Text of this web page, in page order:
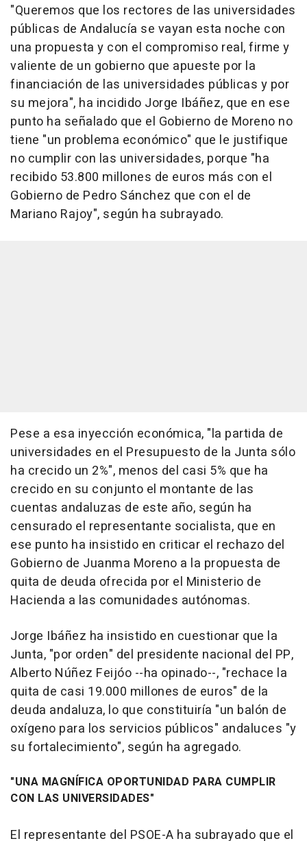
"Queremos que los rectores de las universidades
públicas de Andalucía se vayan esta noche con
una propuesta y con el compromiso real, firme y
valiente de un gobierno que apueste por la
financiación de las universidades públicas y por
su mejora", ha incidido Jorge Ibáñez, que en ese
punto ha señalado que el Gobierno de Moreno no
tiene "un problema económico" que le justifique
no cumplir con las universidades, porque "ha
recibido 53.800 millones de euros más con el
Gobierno de Pedro Sánchez que con el de
Mariano Rajoy", según ha subrayado.
Pese a esa inyección económica, "la partida de
universidades en el Presupuesto de la Junta sólo
ha crecido un 2%", menos del casi 5% que ha
crecido en su conjunto el montante de las
cuentas andaluzas de este año, según ha
censurado el representante socialista, que en
ese punto ha insistido en criticar el rechazo del
Gobierno de Juanma Moreno a la propuesta de
quita de deuda ofrecida por el Ministerio de
Hacienda a las comunidades autónomas.
Jorge Ibáñez ha insistido en cuestionar que la
Junta, "por orden" del presidente nacional del PP,
Alberto Núñez Feijóo --ha opinado--, "rechace la
quita de casi 19.000 millones de euros" de la
deuda andaluza, lo que constituiría "un balón de
oxígeno para los servicios públicos" andaluces "y
su fortalecimiento", según ha agregado.
"UNA MAGNÍFICA OPORTUNIDAD PARA CUMPLIR
CON LAS UNIVERSIDADES"
El representante del PSOE-A ha subrayado que el